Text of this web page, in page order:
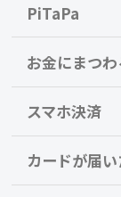
PiTaPa
お金にまつ
スマホ決済
カードが届